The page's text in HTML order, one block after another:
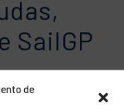
de
SailGP
y ‘Ñeti’